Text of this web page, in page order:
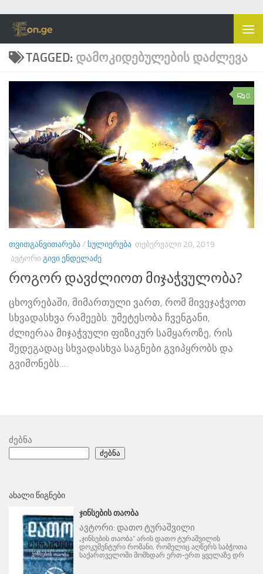
Skip to content
TAGGED: ᲓᲐᲛᲝᲙᲘᲓᲔᲑᲣᲚᲔᲑᲘᲡ ᲓᲐᲫᲚᲔᲕᲐ
0
ᲗᲕᲘᲗᲒᲐᲜᲕᲘᲗᲐᲠᲔᲑᲐ/ ᲡᲣᲚᲘᲔᲠᲔᲑᲐ ᲗᲔᲑᲔᲠᲕᲐᲚᲘ 20, 2019
ᲐᲕᲢᲝᲠᲘᲒᲘᲕᲘ ᲔᲜᲓᲔᲚᲐᲫᲔ
როგორ დავძლიოთ მიჯაჭვულობა?
ცხოვრებაში, მიმართული ვართ, რომ მივეჯაჭვოთ
სხვადასხვა რამეებს. უმეტესობა ჩვენგანი,
ძლიერაა მიჯაჭვული ფიზიკურ სამყაროზე, რის
შედეგადაც სხვადასხვა საგნები გვიპყრობს და
გვიმონებს....
ძებნა
ძებნა
ᲐᲮᲐᲚᲘ ᲬᲘᲒᲜᲔᲑᲘ
ᲯᲘᲜᲡᲔᲑᲘᲡ ᲗᲐᲝᲑᲐ
ავტორი: დათო ტურაშვილი
„ჯინსების თაობა“ არის დათო ტურაშვილის
დოკუმენტური რომანი, რომელიც აღწერს საბჭოთა
საქართველოში მომხდარ ერთ-ერთ ყველაზე დრ